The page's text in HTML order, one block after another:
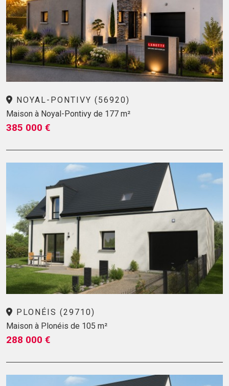
NOYAL-PONTIVY (56920)
Maison à Noyal-Pontivy de 177 m²
385 000 €
PLONÉIS (29710)
Maison à Plonéis de 105 m²
288 000 €